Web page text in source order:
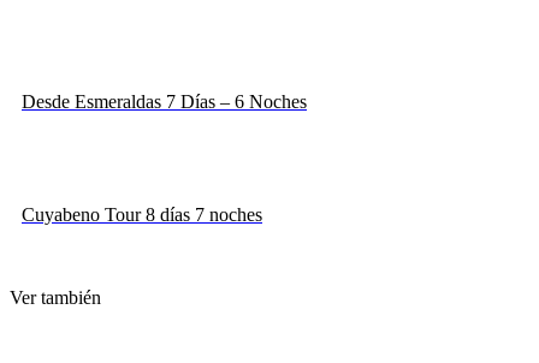
Desde Esmeraldas 7 Días – 6 Noches
Cuyabeno Tour 8 días 7 noches
Ver también